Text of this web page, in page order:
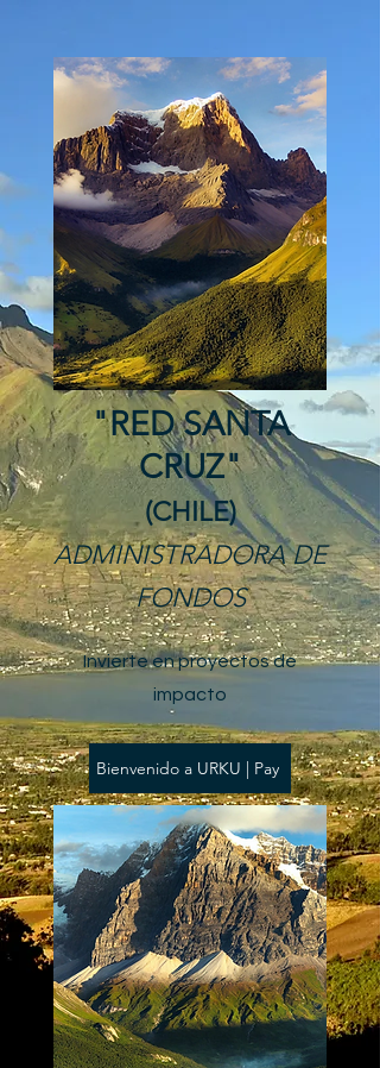
"RED SANTA
CRUZ"
(CHILE)
ADMINISTRADORA DE
FONDOS
Invierte en proyectos de
impacto
Bienvenido a URKU | Pay